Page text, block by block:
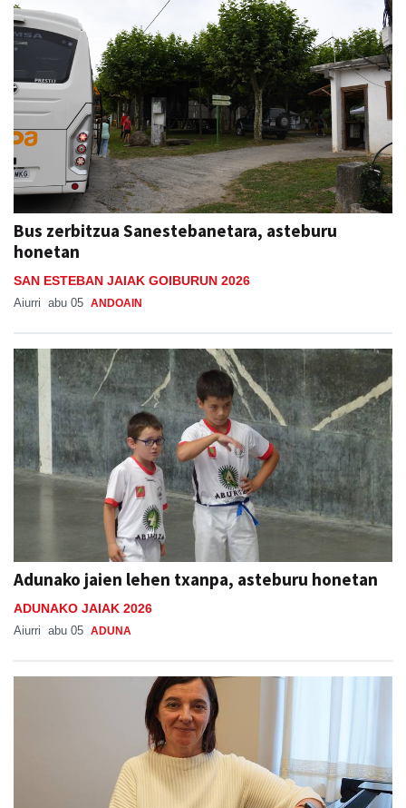
Bus zerbitzua Sanestebanetara, asteburu
honetan
SAN ESTEBAN JAIAK GOIBURUN 2026
Aiurri abu 05 ANDOAIN
Adunako jaien lehen txanpa, asteburu honetan
ADUNAKO JAIAK 2026
Aiurri abu 05 ADUNA